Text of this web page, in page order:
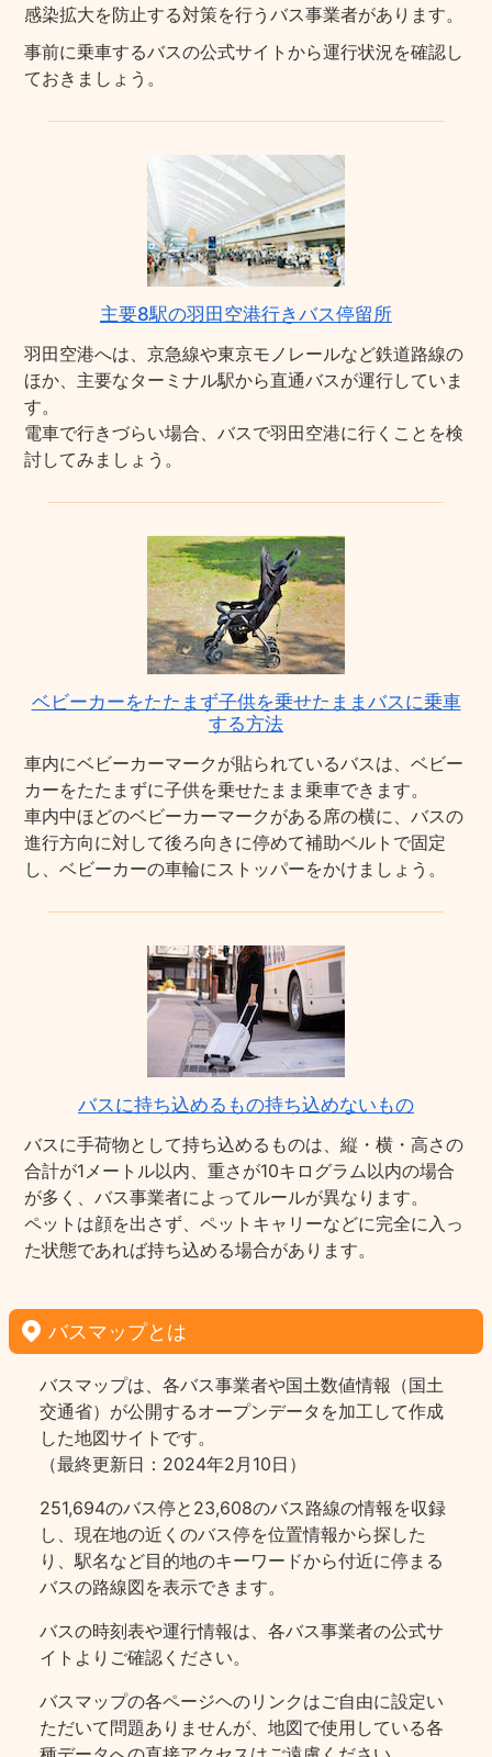
感染拡大を防止する対策を行うバス事業者があります。
事前に乗車するバスの公式サイトから運行状況を確認し
ておきましょう。
主要8駅の羽田空港行きバス停留所
羽田空港へは、京急線や東京モノレールなど鉄道路線の
ほか、主要なターミナル駅から直通バスが運行していま
す。
電車で行きづらい場合、バスで羽田空港に行くことを検
討してみましょう。
ベビーカーをたたまず子供を乗せたままバスに乗車
する方法
車内にベビーカーマークが貼られているバスは、ベビー
カーをたたまずに子供を乗せたまま乗車できます。
車内中ほどのベビーカーマークがある席の横に、バスの
進行方向に対して後ろ向きに停めて補助ベルトで固定
し、ベビーカーの車輪にストッパーをかけましょう。
バスに持ち込めるもの持ち込めないもの
バスに手荷物として持ち込めるものは、縦・横・高さの
合計が1メートル以内、重さが10キログラム以内の場合
が多く、バス事業者によってルールが異なります。
ペットは顔を出さず、ペットキャリーなどに完全に入っ
た状態であれば持ち込める場合があります。
バスマップとは
バスマップは、各バス事業者や国土数値情報（国土
交通省）が公開するオープンデータを加工して作成
した地図サイトです。
（最終更新日：2024年2月10日）
251,694のバス停と23,608のバス路線の情報を収録
し、現在地の近くのバス停を位置情報から探した
り、駅名など目的地のキーワードから付近に停まる
バスの路線図を表示できます。
バスの時刻表や運行情報は、各バス事業者の公式サ
イトよりご確認ください。
バスマップの各ページヘのリンクはご自由に設定い
ただいて問題ありませんが、地図で使用している各